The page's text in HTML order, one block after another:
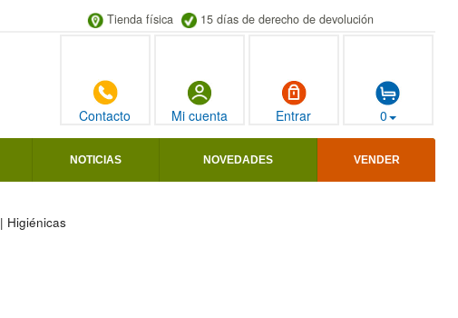
Tienda física 15 días de derecho de devolución
Contacto Mi cuenta Entrar 0
NOTICIAS NOVEDADES VENDER
| Higiénicas